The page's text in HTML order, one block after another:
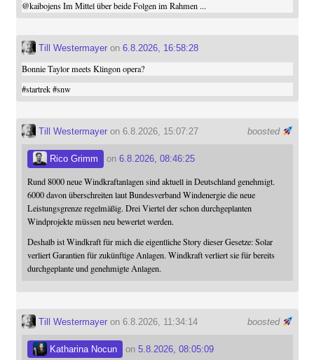
@kaibojensIm Mittel über beide Folgen im Rahmen ...
Till Westermayeron 6.8.2026, 16:58:28
Bonnie Taylor meets Klingon opera?
#startrek #snw
boosted
Till Westermayeron 6.8.2026, 15:07:27
Rico Grimm on 6.8.2026, 08:46:25
Rund 8000 neue Windkraftanlagen sind aktuell in Deutschland genehmigt.
6000 davon überschreiten laut Bundesverband Windenergie die neue
Leistungsgrenze regelmäßig. Drei Viertel der schon durchgeplanten
Windprojekte müssen neu bewertet werden.
Deshalb ist Windkraft für mich die eigentliche Story dieser Gesetze: Solar
verliert Garantien für zukünftige Anlagen. Windkraft verliert sie für bereits
durchgeplante und genehmigte Anlagen.
boosted
Till Westermayeron 6.8.2026, 11:34:14
Katharina Nocun on 5.8.2026, 08:05:09